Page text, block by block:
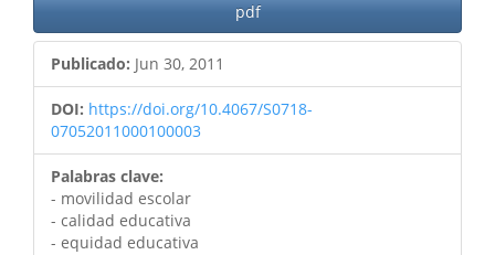
pdf
Publicado: Jun 30, 2011
DOI: https://doi.org/10.4067/S0718-
07052011000100003
Palabras clave:
- movilidad escolar
- calidad educativa
- equidad educativa